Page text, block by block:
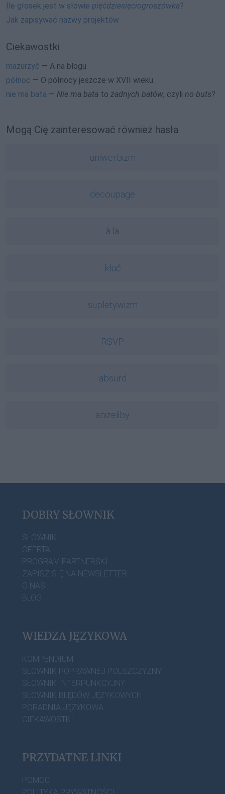
Ile głosek jest w słowie pięćdziesięciogroszówka?
Jak zapisywać nazwy projektów
Ciekawostki
mazurzyć — A na blogu
północ — O północy jeszcze w XVII wieku
nie ma bata — Nie ma bata to żadnych batów, czyli no buts?
Mogą Cię zainteresować również hasła
uniwerbizm
decoupage
à la
kłuć
supletywizm
RSVP
absurd
aniżeliby
DOBRY SŁOWNIK
SŁOWNIK
OFERTA
PROGRAM PARTNERSKI
ZAPISZ SIĘ NA NEWSLETTER
O NAS
BLOG
WIEDZA JĘZYKOWA
KOMPENDIUM
SŁOWNIK POPRAWNEJ POLSZCZYZNY
SŁOWNIK INTERPUNKCYJNY
SŁOWNIK BŁĘDÓW JĘZYKOWYCH
PORADNIA JĘZYKOWA
CIEKAWOSTKI
PRZYDATNE LINKI
POMOC